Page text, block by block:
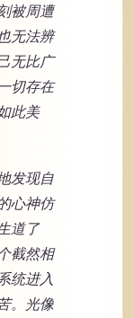
被周遭
无法辨
无比广
切存在
此美
发现自
心神仿
道了
截然相
统进入
。光像